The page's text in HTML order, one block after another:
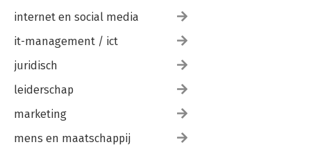
internet en social media
it-management / ict
juridisch
leiderschap
marketing
mens en maatschappij